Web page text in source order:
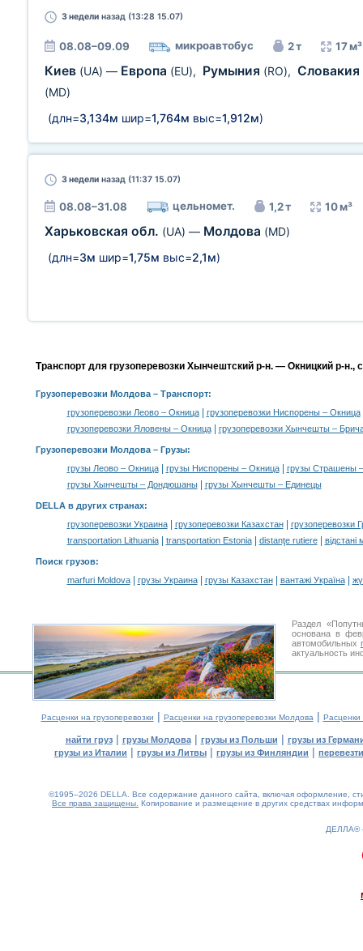
3 недели назад (13:28 15.07)
08.08–09.09 микроавтобус 2 т 17 м³
Киев (UA) — Европа (EU), Румыния (RO), Словакия
(MD)
(длн=3,134м шир=1,764м выс=1,912м)
3 недели назад (11:37 15.07)
08.08–31.08 цельномет. 1,2 т 10 м³
Харьковская обл. (UA) — Молдова (MD)
(длн=3м шир=1,75м выс=2,1м)
Транспорт для грузоперевозки Хынчештский р-н. — Окницкий р-н.,
Грузоперевозки Молдова– Транспорт:
грузоперевозки Леово – Окница| грузоперевозки Ниспорены – Окница
грузоперевозки Яловены – Окница| грузоперевозки Хынчешты –
Грузоперевозки Молдова – Грузы:
грузы Леово – Окница| грузы Ниспорены – Окница|
грузы Страшены
грузы Хынчешты – Дондюшаны| грузы Хынчешты – Единецы
DELLA в других странах:
грузоперевозки Украина| грузоперевозки Казахстан|
грузоперевозки
transportation Lithuania| transportation Estonia| distanţe rutiere| відстані
Поиск грузов:
marfuri Moldova| грузы Украина| грузы Казахстан| вантажі Україна|
Раздел
основана в
автомобильных
актуальность
Расценки на грузоперевозки | Расценки на грузоперевозки Молдова | Расценки
найти груз| грузы Молдова| грузы из Польши | грузы из
грузы из Италии | грузы из Литвы | грузы из Финляндии |
©1995–2026 DELLA. Все содержание данного сайта, включая оформление,
Все права защищены. Копирование и размещение в других средствах